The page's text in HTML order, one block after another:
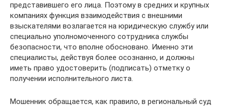
представившего его лица. Поэтому в средних и крупных
компаниях функция взаимодействия с внешними
взыскателями возлагается на юридическую службу или
специально уполномоченного сотрудника службы
безопасности, что вполне обосновано. Именно эти
специалисты, действуя более осознанно, и должны
иметь право удостоверить (подписать) отметку о
получении исполнительного листа.
Мошенник обращается, как правило, в региональный суд